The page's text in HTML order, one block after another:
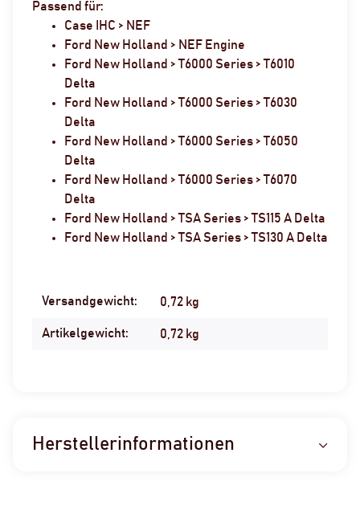
Passend für:
Case IHC > NEF
Ford New Holland > NEF Engine
Ford New Holland > T6000 Series > T6010
Delta
Ford New Holland > T6000 Series > T6030
Delta
Ford New Holland > T6000 Series > T6050
Delta
Ford New Holland > T6000 Series > T6070
Delta
Ford New Holland > TSA Series > TS115 A Delta
Ford New Holland > TSA Series > TS130 A Delta
Produkteigenschaft
Wert
Versandgewicht: 0,72 kg
Artikelgewicht: 0,72 kg
Herstellerinformationen